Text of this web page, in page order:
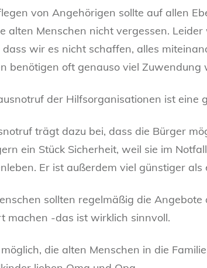
von Angehörigen sollte auf allen
alten Menschen nicht vergessen.
wir es nicht schaffen, alles
benötigen oft genauso viel Zuwendung
der Hilfsorganisationen ist eine
trägt dazu bei, dass die Bürger
ein Stück Sicherheit, weil sie im
Er ist außerdem viel günstiger
sollten regelmäßig die
machen -das ist wirklich sinnvoll.
die alten Menschen in die